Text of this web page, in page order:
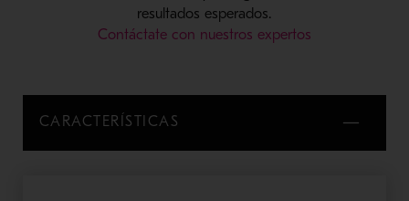
resultados esperados.
Contáctate con nuestros expertos
CARACTERÍSTICAS